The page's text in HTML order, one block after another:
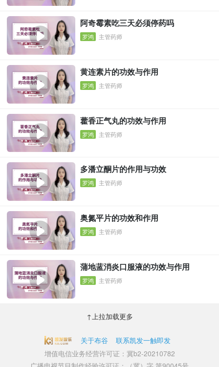
阿奇霉素吃三天必须停药吗
罗鸿 主管药师
黄连素片的功效与作用
罗鸿 主管药师
藿香正气丸的功效与作用
罗鸿 主管药师
多潘立酮片的作用与功效
罗鸿 主管药师
奥氮平片的功效和作用
罗鸿 主管药师
蒲地蓝消炎口服液的功效与作用
罗鸿 主管药师
↑上拉加载更多
关于布谷
联系凯发一触即发
增值电信业务经营许可证：冀b2-20210782